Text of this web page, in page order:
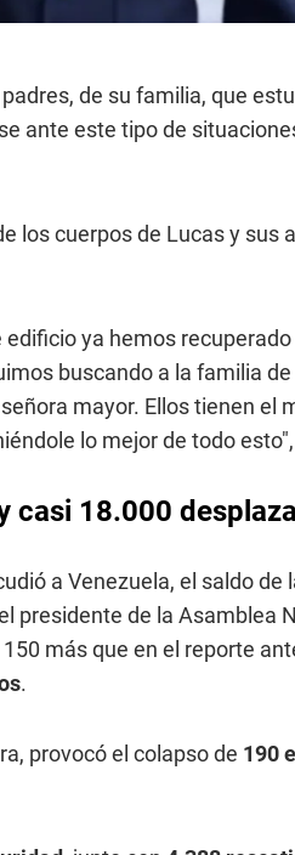
de su familia, que
ante este tipo de
los cuerpos de Lucas y sus
ya hemos
buscando a la familia
mayor. Ellos tienen el
lo mejor de todo
casi 18.000
a Venezuela, el saldo de
presidente de la Asamblea
150 más que en el reporte
.
provocó el colapso de 190